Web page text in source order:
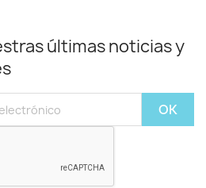
últimas noticias y